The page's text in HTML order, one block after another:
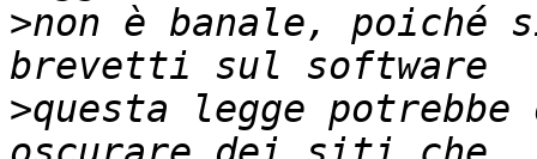
>non è banale, poiché
>questa legge